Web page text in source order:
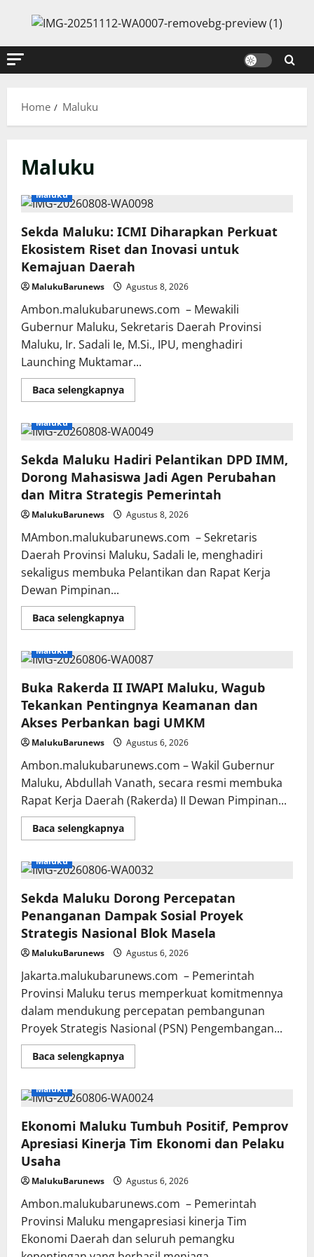
content
Home Maluku
Maluku
Maluku
Sekda Maluku: ICMI Diharapkan Perkuat
Ekosistem Riset dan Inovasi untuk
Kemajuan Daerah
MalukuBarunews Agustus 8, 2026
Ambon.malukubarunews.com – Mewakili
Gubernur Maluku, Sekretaris Daerah Provinsi
Maluku, Ir. Sadali Ie, M.Si., IPU, menghadiri
Launching Muktamar...
Baca selengkapnyaRead
more
Maluku:
ICMI
Perkuat
Ekosistem
Riset
dan
Inovasi
Kemajuan
Maluku
Sekda Maluku Hadiri Pelantikan DPD IMM,
Dorong Mahasiswa Jadi Agen Perubahan
dan Mitra Strategis Pemerintah
MalukuBarunews Agustus 8, 2026
MAmbon.malukubarunews.com – Sekretaris
Daerah Provinsi Maluku, Sadali Ie, menghadiri
sekaligus membuka Pelantikan dan Rapat Kerja
Dewan Pimpinan...
Baca selengkapnyaRead
more
Maluku
Hadiri
DPD
IMM,
Dorong
Mahasiswa
Jadi
Perubahan
Mitra
Pemerintah
Maluku
Buka Rakerda II IWAPI Maluku, Wagub
Tekankan Pentingnya Keamanan dan
Akses Perbankan bagi UMKM
MalukuBarunews Agustus 6, 2026
Ambon.malukubarunews.com – Wakil Gubernur
Maluku, Abdullah Vanath, secara resmi membuka
Rapat Kerja Daerah (Rakerda) II Dewan Pimpinan...
Baca selengkapnyaRead
more
Rakerda
II
Maluku,
Wagub
Tekankan
Pentingnya
Keamanan
Akses
bagi
Maluku
Sekda Maluku Dorong Percepatan
Penanganan Dampak Sosial Proyek
Strategis Nasional Blok Masela
MalukuBarunews Agustus 6, 2026
Jakarta.malukubarunews.com – Pemerintah
Provinsi Maluku terus memperkuat komitmennya
dalam mendukung percepatan pembangunan
Proyek Strategis Nasional (PSN) Pengembangan...
Baca selengkapnyaRead
more
Maluku
Dorong
Penanganan
Dampak
Sosial
Blok
Maluku
Ekonomi Maluku Tumbuh Positif, Pemprov
Apresiasi Kinerja Tim Ekonomi dan Pelaku
Usaha
MalukuBarunews Agustus 6, 2026
Ambon.malukubarunews.com – Pemerintah
Provinsi Maluku mengapresiasi kinerja Tim
Ekonomi Daerah dan seluruh pemangku